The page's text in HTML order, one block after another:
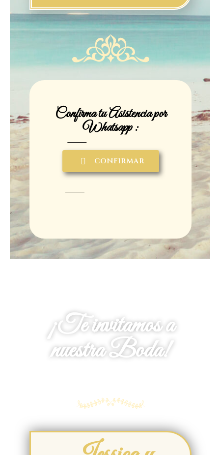
Confirma tu Asistencia por
Whatsapp :
CONFIRMAR
¡Te invitamos a
nuestra Boda!